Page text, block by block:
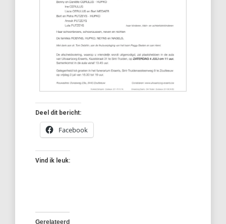
Deel dit bericht:
Facebook
Vind ik leuk:
Gerelateerd